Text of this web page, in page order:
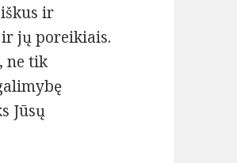
ir
jų poreikiais.
ne tik
Jūsų